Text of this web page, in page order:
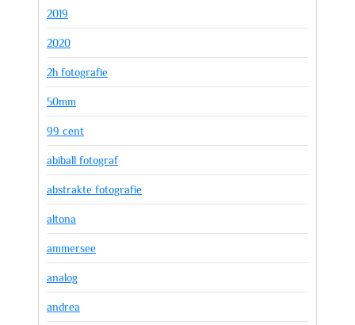
2019
2020
2h fotografie
50mm
99 cent
abiball fotograf
abstrakte fotografie
altona
ammersee
analog
andrea